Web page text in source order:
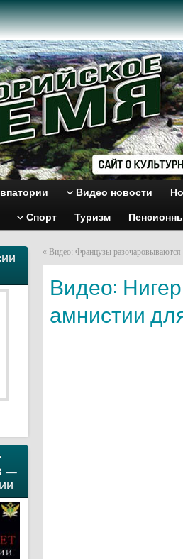
Видео новости
Спорт Туризм
—
« Видео: Французы разочаровываются
Видео:
амнистии